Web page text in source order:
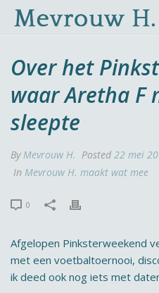
Over het
waar Aretha F
sleepte
ByMevrouw H. Posted 22 mei
In Mevrouw H. maakt wat mee
0
Afgelopen Pinksterweekend
met een voetbaltoernooi,
ik deed ook nog iets met